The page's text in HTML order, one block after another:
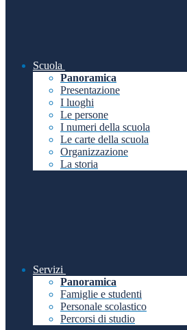
Scuola
Panoramica
Presentazione
I luoghi
Le persone
I numeri della scuola
Le carte della scuola
Organizzazione
La storia
Servizi
Panoramica
Famiglie e studenti
Personale scolastico
Percorsi di studio